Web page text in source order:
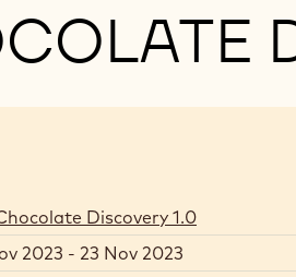
Discovery 1.0
2023 - 23 Nov 2023